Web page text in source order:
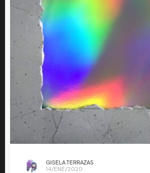
GISELA TERRAZAS
14/ENE/2020